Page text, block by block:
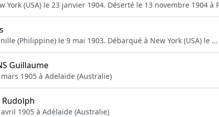
York (USA) le 23 janvier 1904. Déserté le 13 novembre 1904 à
(Philippine) le 9 mai 1903. Débarqué à New York (USA) le
Guillaume
1905 à Adelaïde (Australie)
Rudolph
1905 à Adélaïde (Australie)